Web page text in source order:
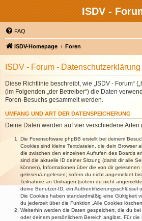
ISDV -
FAQ
ISDV-Homepage Foren
ISDV - Forum - Datenschutzerklärung
Diese Richtlinie beschreibt, wie „ISDV - Forum“
(im Folgenden „der Betreiber“) die Daten
Foren-Besuchs gesammelt werden.
UMFANG UND ART DER DATENSPEICHERUNG
Deine Daten werden auf vier verschiedene Arten
Die Forensoftware phpBB erstellt bei deinem
Cookies sind kleine Textdateien, die dein Browser
die zwischen den einzelnen Aufrufen des Boards
sind die aktuelle ID deiner Sitzung (damit dir alle
können), Informationen über die von dir gelesenen
gelesen/ungelesen; sofern du nicht angemeldet
Teilnahme an Umfragen (sofern du nicht
deine Benutzer-ID, ein Authentifizierungsschlüssel
Die Cookies haben standardmäßig eine Gültigkeit
du jederzeit über die Funktion „Alle Cookies
Weiterhin werden die Daten gespeichert, die du
oder deinem persönlichem Bereich angibst. Für